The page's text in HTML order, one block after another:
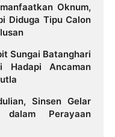
Oknum,
Diduga Tipu Calon
Sungai Batanghari
Hadapi Ancaman
Sinsen Gelar
Perayaan